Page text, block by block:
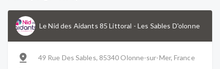
Le Nid des Aidants 85 Littoral - Les Sables D'olonne
49 Rue Des Sables, 85340 Olonne-sur-Mer, France